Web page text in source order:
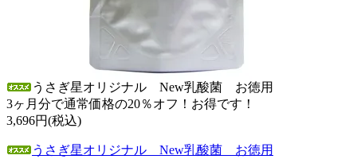
うさぎ星オリジナル New乳酸菌 お徳用
3ヶ月分で通常価格の20％オフ！お得です！
3,696円(税込)
うさぎ星オリジナル New乳酸菌 お徳用